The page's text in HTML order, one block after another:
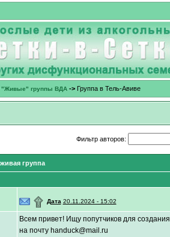
"Живые" группы ВДА-> Группа в Тель-Авиве
Фильтр авторов:
группа
۩ Дата 20.11.2024 - 15:02
Всем привет! Ищу попутчиков для
на почту handuck@mail.ru